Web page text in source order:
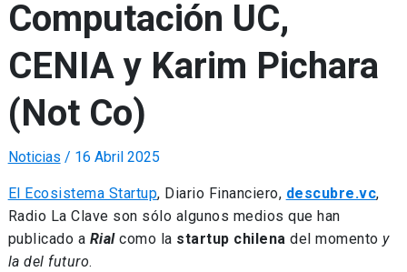
Computación UC,
CENIA y Karim Pichara
(Not Co)
Noticias / 16 Abril 2025
El Ecosistema Startup, Diario Financiero, descubre.vc,
Radio La Clave son sólo algunos medios que han
publicado a Rialcomo la startup chilena del momento y
la del futuro.